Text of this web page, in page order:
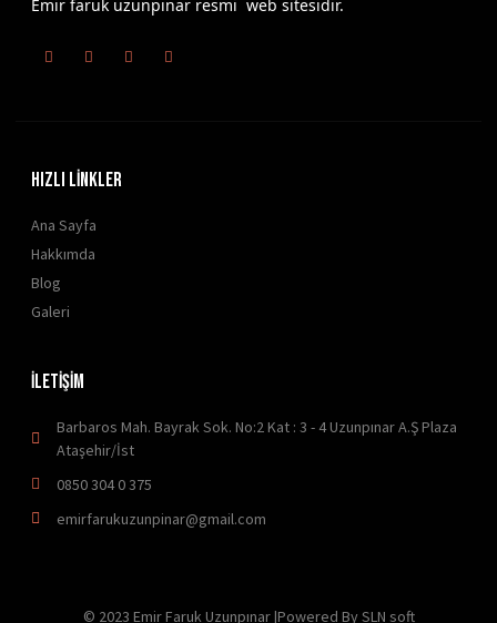
Emir faruk uzunpınar resmi web sitesidir.
HIZLI LİNKLER
Ana Sayfa
Hakkımda
Blog
Galeri
İLETİŞİM
Barbaros Mah. Bayrak Sok. No:2 Kat : 3 - 4 Uzunpınar A.Ş Plaza
Ataşehir/İst
0850 304 0 375
emirfarukuzunpinar@gmail.com
© 2023 Emir Faruk Uzunpınar |Powered By SLN soft